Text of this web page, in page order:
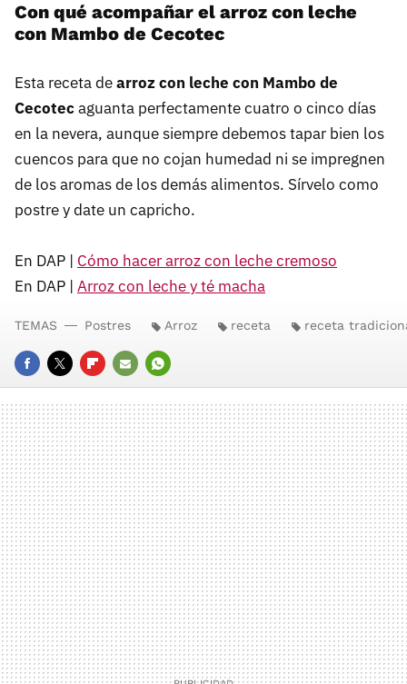
Con qué acompañar el arroz con leche
con Mambo de Cecotec
Esta receta dearroz con leche con Mambo de
Cecotecaguanta perfectamente cuatro o cinco días
en la nevera, aunque siempre debemos tapar bien los
cuencos para que no cojan humedad ni se impregnen
de los aromas de los demás alimentos. Sírvelo como
postre y date un capricho.
En DAP | Cómo hacer arroz con leche cremoso
En DAP | Arroz con leche y té macha
FACEBOOK
TWITTERFLIPBOARD
E-
MAIL
WHATSAPP
TEMAS Postres Arroz receta receta